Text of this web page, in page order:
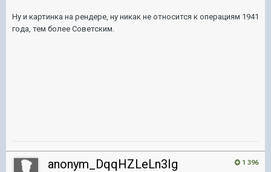
Ну и картинка на рендере, ну никак не относится к операциям 1941
года, тем более Советским.
1 396
anonym_DqqHZLeLn3Ig